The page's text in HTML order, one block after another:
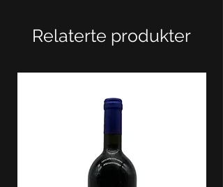
Relaterte produkter